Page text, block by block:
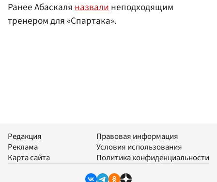
Ранее Абаскаляназвалинеподходящим
тренером для «Спартака».
Редакция
Реклама
Карта сайта
Правовая информация
Условия использования
Политика конфиденциальности